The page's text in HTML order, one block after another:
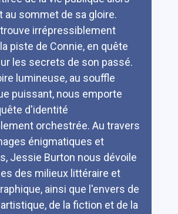
au sommet de sa gloire.
irrépressiblement
piste de Connie, en quête
les secrets de son passé.
lumineuse, au souffle
puissant, nous emporte
d'identité
orchestrée. Au travers
énigmatiques et
Jessie Burton nous dévoile
des milieux littéraire et
ainsi que l'envers de
de la fiction et de la